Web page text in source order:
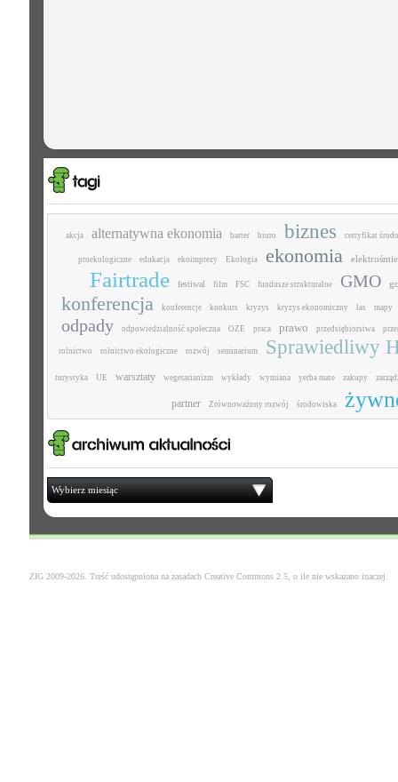
akcja alternatywna ekonomia barter biuro biznes certyfikat
proekologiczne edukacja ekoimprezy Ekologia ekonomia
Fairtrade festiwal film FSC fundusze strukturalne GMO
konferencja konferencje konkurs kryzys kryzys ekonomiczny las mapy
odpady odpowiedzialność społeczna OZE praca prawo przedsiębiorstwa
rolnictwo rolnictwo ekologiczne rozwój seminarium Sprawiedliwy
turystyka UE warsztaty wegetarianizm wykłady wymiana yerba mate zakupy
partner Zrównoważony rozwój środowiska
Wybierz miesiąc
ZIG 2009-2026. Treść udostępniona na zasadach Creative Commons 2.5 , o ile nie wskazano inaczej.